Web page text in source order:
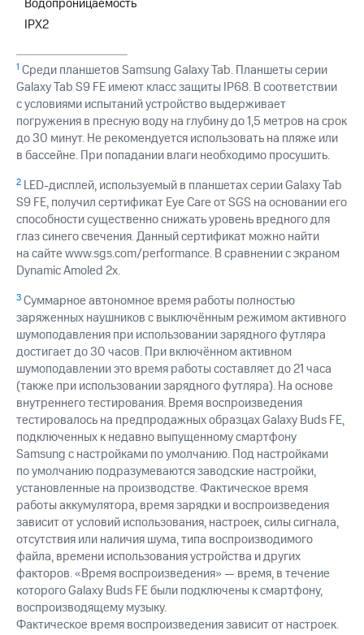
Водопроницаемость
IPX2
1 Среди планшетов Samsung Galaxy Tab. Планшеты серии
Galaxy Tab S9 FE имеют класс защиты IP68. В соответствии
с условиями испытаний устройство выдерживает
погружения в пресную воду на глубину до 1,5 метров на срок
до 30 минут. Не рекомендуется использовать на пляже или
в бассейне. При попадании влаги необходимо просушить.
2 LED-дисплей, используемый в планшетах серии Galaxy Tab
S9 FE, получил сертификат Eye Care от SGS на основании его
способности существенно снижать уровень вредного для
глаз синего свечения. Данный сертификат можно найти
на сайте www.sgs.com/performance. В сравнении с экраном
Dynamic Amoled 2x.
3Суммарное автономное время работы полностью
заряженных наушников с выключённым режимом активного
шумоподавления при использовании зарядного футляра
достигает до 30 часов. При включённом активном
шумоподавлении это время работы составляет до 21 часа
(также при использовании зарядного футляра). На основе
внутреннего тестирования. Время воспроизведения
тестировалось на предпродажных образцах Galaxy Buds FE,
подключeнных к недавно выпущенному смартфону
Samsung с настройками по умолчанию. Под настройками
по умолчанию подразумеваются заводские настройки,
установленные на производстве. Фактическое время
работы аккумулятора, время зарядки и воспроизведения
зависит от условий использования, настроек, силы сигнала,
отсутствия или наличия шума, типа воспроизводимого
файла, времени использования устройства и других
факторов. «Время воспроизведения» — время, в течение
которого Galaxy Buds FE были подключены к смартфону,
воспроизводящему музыку.
Фактическое время воспроизведения зависит от настроек.